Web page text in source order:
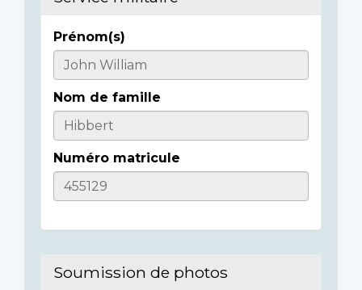
Casualty
Details
Prénom(s)
Nom de famille
Numéro matricule
Soumission de photos